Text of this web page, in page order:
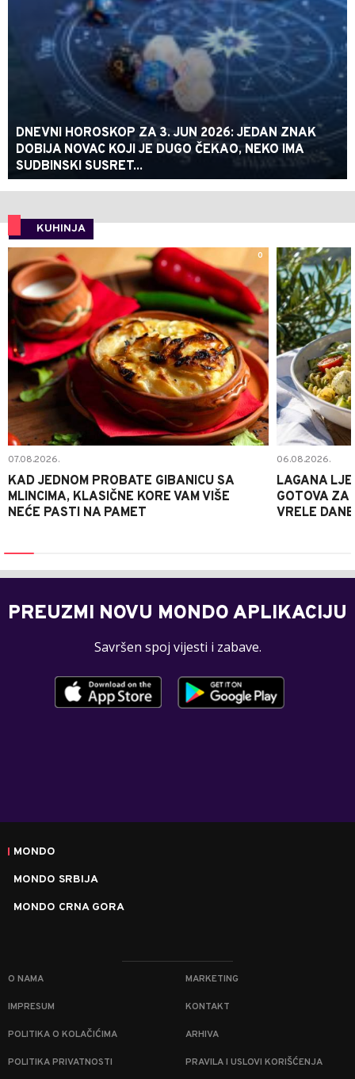
DNEVNI HOROSKOP ZA 3. JUN 2026: JEDAN ZNAK
DOBIJA NOVAC KOJI JE DUGO ČEKAO, NEKO IMA
SUDBINSKI SUSRET...
KUHINJA
0
07.08.2026.
KAD JEDNOM PROBATE GIBANICU SA
MLINCIMA, KLASIČNE KORE VAM VIŠE
NEĆE PASTI NA PAMET
06.08.2026.
LAGANA
GOTOVA ZA
VRELE DANE
PREUZMI NOVU MONDO APLIKACIJU
Savršen spoj vijesti i zabave.
MONDO
MONDO SRBIJA
MONDO CRNA GORA
O NAMA MARKETING
IMPRESUM KONTAKT
POLITIKA O KOLAČIĆIMA ARHIVA
POLITIKA PRIVATNOSTI PRAVILA I USLOVI KORIŠĆENJA